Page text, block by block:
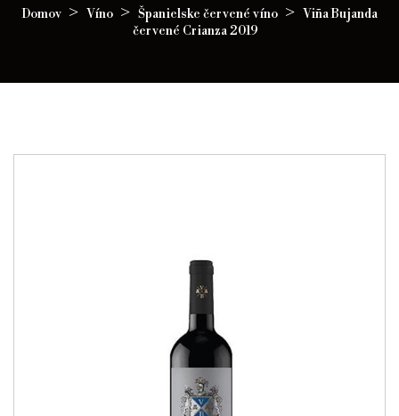
Domov Víno Španielske červené víno
Viña Bujanda
červené Crianza 2019